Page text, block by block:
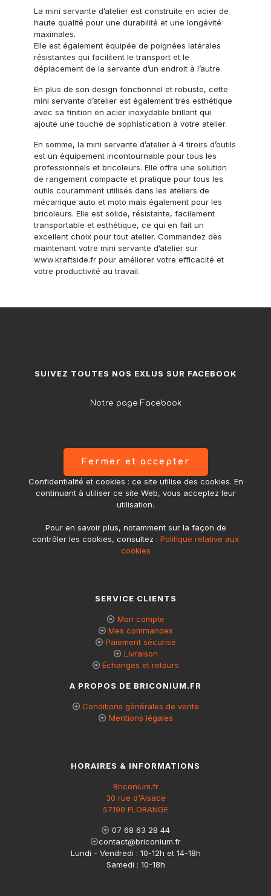
La mini servante d’atelier est construite en acier de
haute qualité pour une durabilité et une longévité
maximales.
Elle est également équipée de poignées latérales
résistantes qui facilitent le transport et le
déplacement de la servante d’un endroit à l’autre.
En plus de son design fonctionnel et robuste, cette
mini servante d’atelier est également très esthétique
avec sa finition en acier inoxydable brillant qui
ajoute une touche de sophistication à votre atelier.
En somme, la mini servante d’atelier à 4 tiroirs d’outils
est un équipement incontournable pour tous les
professionnels et bricoleurs. Elle offre une solution
de rangement compacte et pratique pour tous les
outils couramment utilisés dans les ateliers de
mécanique auto et moto mais également pour les
bricoleurs. Elle est solide, résistante, facilement
transportable et esthétique, ce qui en fait un
excellent choix pour tout atelier. Commandez dès
maintenant votre mini servante d’atelier sur
www.kraftside.fr pour améliorer votre efficacité et
votre productivité au travail.
SUIVEZ TOUTES NOS EXLUS SUR FACEBOOK
Notre page Facebook
Confidentialité et cookies : ce site utilise des cookies. En
continuant à utiliser ce site Web, vous acceptez leur
utilisation.
Pour en savoir plus, notamment sur la façon de
contrôler les cookies, consultez : Politique relative aux
cookies
SERVICE CLIENTS
Mon compte
Mes commandes
Paiement sécurisé
Livraison
Échanges et retours
A PROPOS DE BRICONIUM.FR
Conditions générales de vente
Mentions légales
HORAIRES & INFORMATIONS
Briconium.fr
30 rue d'Alsace
57190 FLORANGE
07 68 63 28 44
contact@briconium.fr
Lundi - Vendredi : 10-12h et 14-18h
Samedi : 10-18h